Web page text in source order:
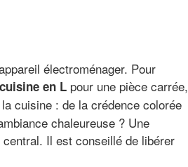
électroménager. Pour
cuisine en L pour une pièce carrée,
cuisine : de la crédence colorée
chaleureuse ? Une
Il est conseillé de libérer